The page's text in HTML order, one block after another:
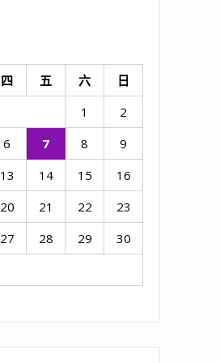
四 五 六
日
1
2
6 7 8
9
13 14 15
16
20 21 22
23
27 28 29
30